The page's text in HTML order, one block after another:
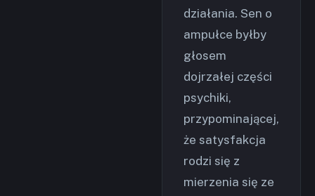
działania. Sen o
ampułce byłby
głosem
dojrzałej części
psychiki,
przypominającej,
że satysfakcja
rodzi się z
mierzenia się ze